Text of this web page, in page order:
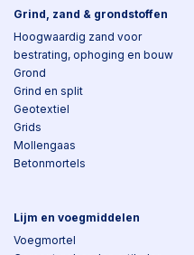
Grind, zand & grondstoffen
Hoogwaardig zand voor
bestrating, ophoging en bouw
Grond
Grind en split
Geotextiel
Grids
Mollengaas
Betonmortels
Lijm en voegmiddelen
Voegmortel